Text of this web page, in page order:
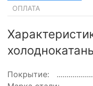
ОПЛАТА
Покрытие: